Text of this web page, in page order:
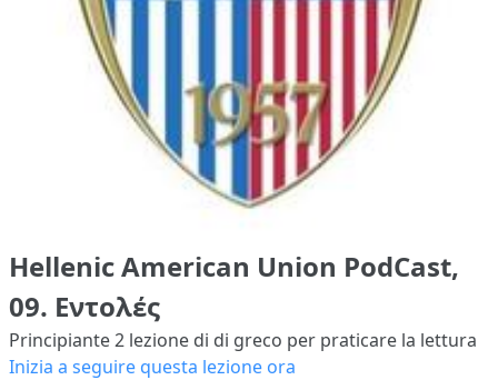
Hellenic American Union PodCast,
09. Εντολές
Principiante 2 lezione di di greco per praticare la lettura
Inizia a seguire questa lezione ora